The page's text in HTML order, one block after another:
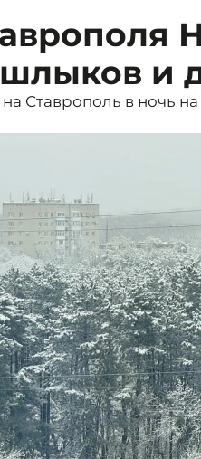
и
Ставрополь в ночь на